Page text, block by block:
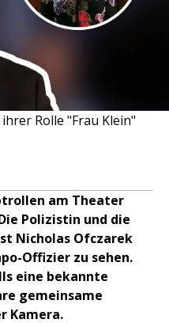
Rolle "Frau Klein"
am Theater
Polizistin und die
Nicholas Ofczarek
Offizier zu sehen.
eine bekannte
gemeinsame
Kamera.